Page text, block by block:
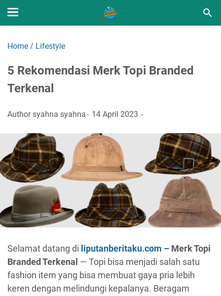
Home / Lifestyle
5 Rekomendasi Merk Topi Branded
Terkenal
Authorsyahna syahna 14 April 2023
Selamat datang di liputanberitaku.com – Merk Topi
Branded Terkenal — Topi bisa menjadi salah satu
fashion item yang bisa membuat gaya pria lebih
keren dengan melindungi kepalanya. Beragam